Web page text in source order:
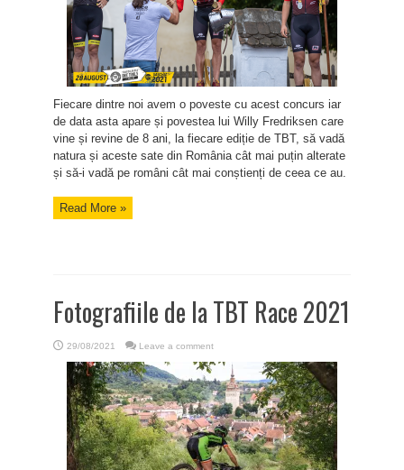
Fiecare dintre noi avem o poveste cu acest concurs iar
de data asta apare și povestea lui Willy Fredriksen care
vine și revine de 8 ani, la fiecare ediție de TBT, să vadă
natura și aceste sate din România cât mai puțin alterate
și să-i vadă pe români cât mai conștienți de ceea ce au.
Read More »
Fotografiile de la TBT Race 2021
29/08/2021 Leave a comment